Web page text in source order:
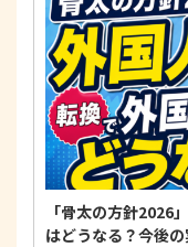
「骨太の方針2026
はどうなる？今後